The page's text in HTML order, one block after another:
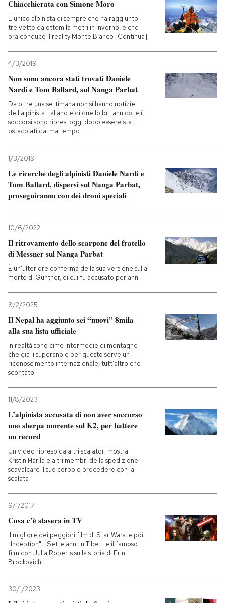
Chiacchierata con Simone Moro
L'unico alpinista di sempre che ha raggiunto
tre vette da ottomila metri in inverno, e che
ora conduce il reality Monte Bianco [Continua]
4/3/2019
Non sono ancora stati trovati Daniele
Nardi e Tom Ballard, sul Nanga Parbat
Da oltre una settimana non si hanno notizie
dell'alpinista italiano e di quello britannico, e i
soccorsi sono ripresi oggi dopo essere stati
ostacolati dal maltempo
1/3/2019
Le ricerche degli alpinisti Daniele Nardi e
Tom Ballard, dispersi sul Nanga Parbat,
proseguiranno con dei droni speciali
10/6/2022
Il ritrovamento dello scarpone del fratello
di Messner sul Nanga Parbat
È un’ulteriore conferma della sua versione sulla
morte di Günther, di cui fu accusato per anni
8/2/2025
Il Nepal ha aggiunto sei “nuovi” 8mila
alla sua lista ufficiale
In realtà sono cime intermedie di montagne
che già li superano e per questo serve un
riconoscimento internazionale, tutt'altro che
scontato
11/8/2023
L’alpinista accusata di non aver soccorso
uno sherpa morente sul K2, per battere
un record
Un video ripreso da altri scalatori mostra
Kristin Harila e altri membri della spedizione
scavalcare il suo corpo e procedere con la
scalata
9/1/2017
Cosa c’è stasera in TV
Il migliore dei peggiori film di Star Wars, e poi
"Inception", "Sette anni in Tibet" e il famoso
film con Julia Roberts sulla storia di Erin
Brockovich
30/1/2023